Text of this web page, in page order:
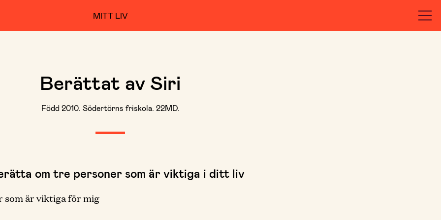
MITT LIV
Berättat av Siri
Född 2010. Södertörns friskola. 22MD.
om tre personer som är viktiga i ditt liv
som är viktiga för mig